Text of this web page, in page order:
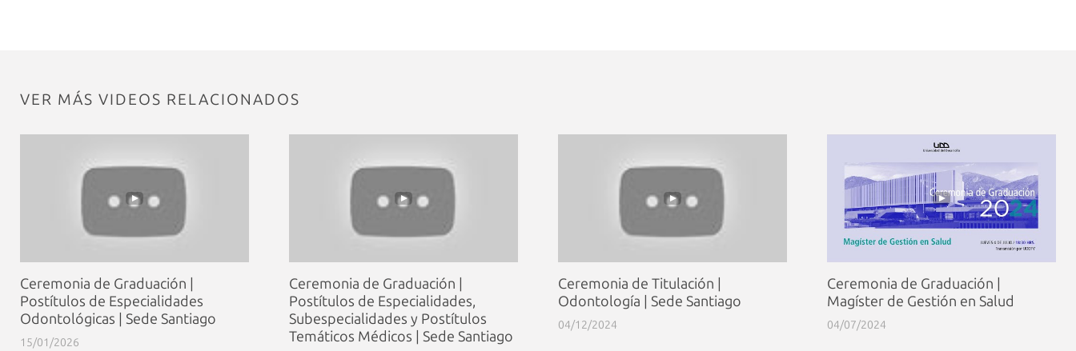
VER MÁS VIDEOS RELACIONADOS
Ceremonia de Graduación |
Postítulos de Especialidades
Odontológicas | Sede Santiago
15/01/2026
Ceremonia de Graduación |
Postítulos de Especialidades,
Subespecialidades y Postítulos
Temáticos Médicos | Sede Santiago
Ceremonia de Titulación |
Odontología | Sede Santiago
04/12/2024
Ceremonia de Graduación |
Magíster de Gestión en Salud
04/07/2024